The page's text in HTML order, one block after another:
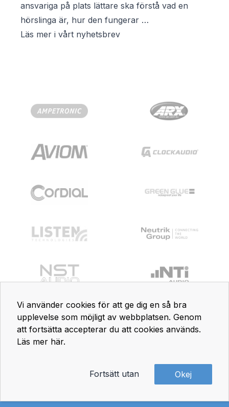
ansvariga på plats lättare ska förstå vad en
hörslinga är, hur den fungerar …
Läs mer i vårt nyhetsbrev
Vi använder cookies för att ge dig en så bra
upplevelse som möjligt av webbplatsen. Genom
att fortsätta accepterar du att cookies används.
Läs mer här.
Okej
Fortsätt utan